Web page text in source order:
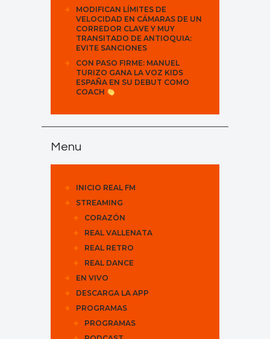
MODIFICAN LÍMITES DE
VELOCIDAD EN CÁMARAS DE UN
CORREDOR CLAVE Y MUY
TRANSITADO DE ANTIOQUIA:
EVITE SANCIONES
CON PASO FIRME: MANUEL
TURIZO GANA LA VOZ KIDS
ESPAÑA EN SU DEBUT COMO
COACH
Menu
INICIO REAL FM
STREAMING
CORAZÓN
REAL VALLENATA
REAL RETRO
REAL DANCE
EN VIVO
DESCARGA LA APP
PROGRAMAS
PROGRAMAS